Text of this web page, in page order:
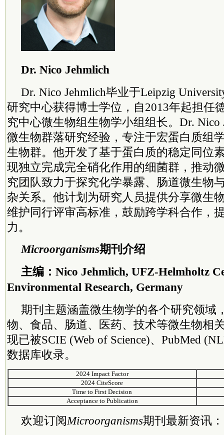
Dr. Nico Jehmlich
Dr. Nico Jehmlich毕业于Leipzig
研究中心获得博士学位，自2013年起担任
究中心微生物组生物学小组组长。Dr. Nico
微生物群落研究经验，专注于宏蛋白质组
生物群。他开发了基于蛋白质的稳定同位
现独立完成完全硝化作用的细菌群，推动
究团队致力于探究化学暴露、肠道微生物
杂关系。他计划为研究人员提供分享微生
维护同行评审高标准，鼓励跨学科合作，
力。
Microorganisms期刊介绍
主编：Nico Jehmlich, UFZ-Helmholtz
Environmental Research, Germany
期刊主题涵盖微生物学的各个研究领域
物、食品、肠道、医药、技术等微生物相
现已被SCIE (Web of Science)、PubMed
数据库收录。
2024 Impact Factor
2024 CiteScore
Time to First Decision
Acceptance to Publication
欢迎订阅Microorganisms期刊最新资讯：